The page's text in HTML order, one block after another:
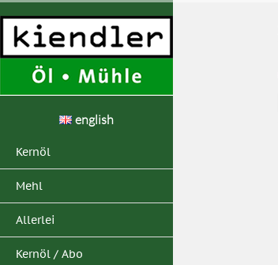
english
Kernöl
Mehl
Allerlei
Kernöl / Abo